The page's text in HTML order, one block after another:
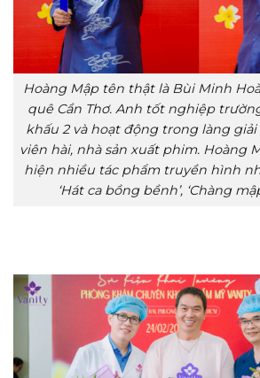
Hoàng Mập tên thật là Bùi Minh
quê Cần Thơ. Anh tốt nghiệp
khấu 2 và hoạt động trong làng
viên hài, nhà sản xuất phim. Hoàng
hiện nhiều tác phẩm truyền hình
‘Hát ca bồng bềnh’, ‘Chàng